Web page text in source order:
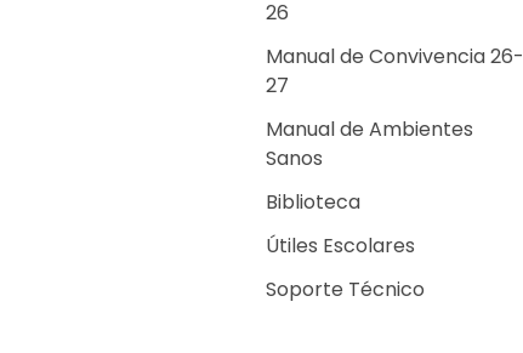
Grupos Institucionales
26
Manual de Convivencia 26-
27
Manual de Ambientes
Sanos
Biblioteca
Útiles Escolares
Soporte Técnico